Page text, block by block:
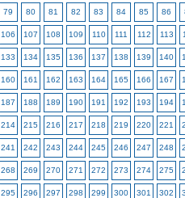
79 80 81 82 83 84 85 86
106 107 108 109 110 111 112 113
133 134 135 136 137 138 139 140
160 161 162 163 164 165 166 167
187 188 189 190 191 192 193 194
214 215 216 217 218 219 220 221
241 242 243 244 245 246 247 248
268 269 270 271 272 273 274 275
295 296 297 298 299 300 301 302